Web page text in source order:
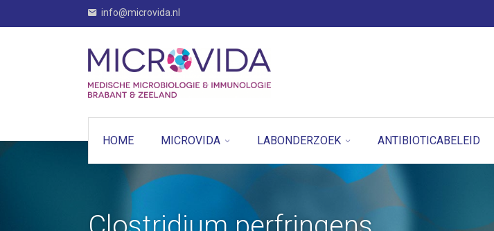
info@microvida.nl
HOME MICROVIDA LABONDERZOEK ANTIBIOTICABELEID